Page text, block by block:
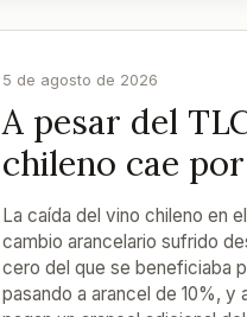
5 de agosto de 2026
A pesar del
chileno cae
La caída del vino chileno en
cambio arancelario sufrido
cero del que se beneficiaba
pasando a arancel de 10%, y